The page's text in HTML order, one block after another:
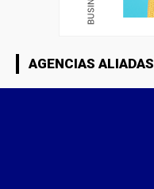
AGENCIAS ALIADAS